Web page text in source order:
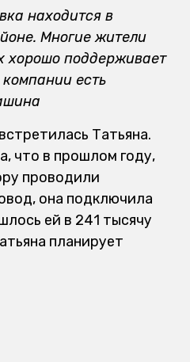
находится в
Многие жители
хорошо поддерживает
есть
Татьяна.
что в прошлом году,
проводили
она подключила
ей в 241 тысячу
планирует